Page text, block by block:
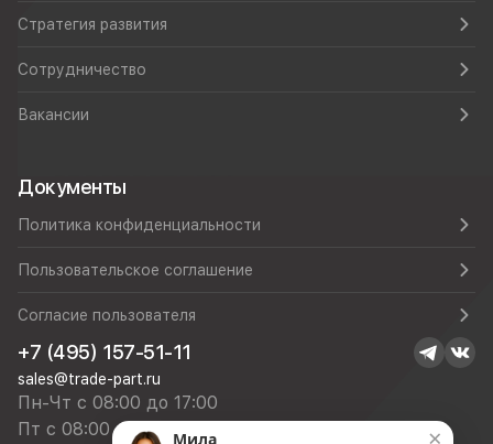
Стратегия развития
Сотрудничество
Вакансии
Документы
Политика конфиденциальности
Пользовательское соглашение
Согласие пользователя
+7 (495) 157-51-11
sales@trade-part.ru
Пн-Чт с 08:00 до 17:00
Пт с 08:00 до 16:00
×
Мила